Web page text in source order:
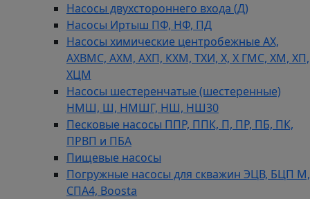
Насосы двухстороннего входа (Д)
Насосы Иртыш ПФ, НФ, ПД
Насосы химические центробежные АХ,
АХВМС, АХМ, АХП, КХМ, ТХИ, Х, Х ГМС, ХМ, ХП,
ХЦМ
Насосы шестеренчатые (шестеренные)
НМШ, Ш, НМШГ, НШ, НШ30
Песковые насосы ППР, ППК, П, ПР, ПБ, ПК,
ПРВП и ПБА
Пищевые насосы
Погружные насосы для скважин ЭЦВ, БЦП М,
СПА4, Boosta